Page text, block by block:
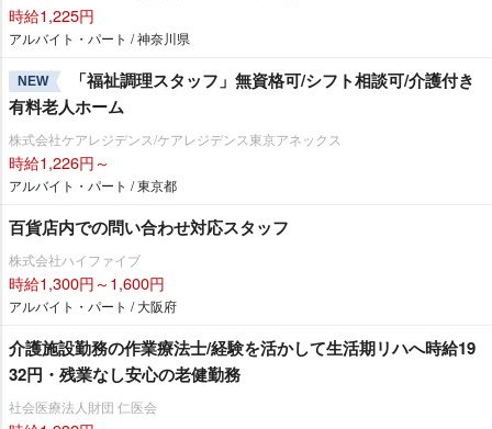
時給1,225円
アルバイト・パート / 神奈川県
NEW
「福祉調理スタッフ」無資格可/シフト相談可/介護付き
有料老人ホーム
株式会社ケアレジデンス/ケアレジデンス東京アネックス
時給1,226円～
アルバイト・パート / 東京都
百貨店内での問い合わせ対応スタッフ
株式会社ハイファイブ
時給1,300円～1,600円
アルバイト・パート / 大阪府
介護施設勤務の作業療法士/経験を活かして生活期リハへ時給19
32円・残業なし安心の老健勤務
社会医療法人財団 仁医会